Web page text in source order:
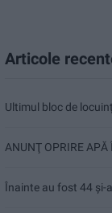
Articole
Ultimul bloc de
ANUNŢ OPRIRE APĂ
Înainte au fost 44 și-